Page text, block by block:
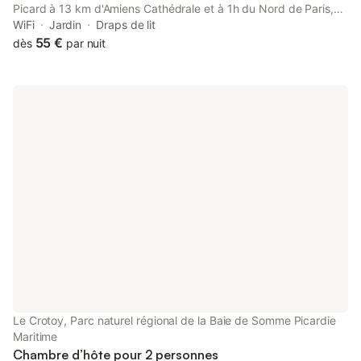
Picard à 13 km d'Amiens Cathédrale et à 1h du Nord de Paris,
cette longère traditionnelle restaurée propose deux chambres
soignées, calmes et confortables. Un lit double (possibilité
WiFi Jardin
Draps de lit
dès 55 € par nuit
Le Crotoy, Parc naturel régional de la Baie de Somme Picardie
Maritime
Chambre d’hôte pour 2 personnes